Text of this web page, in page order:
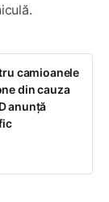
camioanele
din cauza
anunță